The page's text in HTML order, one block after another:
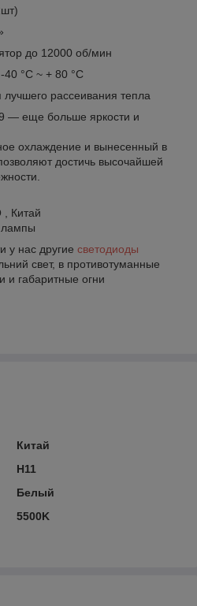
до 12000 об/мин
°C ~ + 80 °C
рассеивания тепла
— еще больше яркости и
охлаждение и вынесенный в
достичь высочайшей
, Китай
лампы
у нас другие светодиоды
свет, в противотуманные
и габаритные огни
Китай
H11
Белый
5500K